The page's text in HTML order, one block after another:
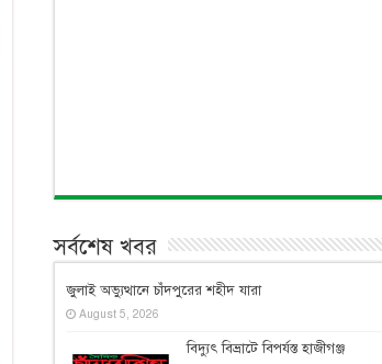
সর্বশেষ খবর
জুলাই অভ্যুত্থানে চাঁদপুরের শহীদ যারা
August 5, 2026
বিদ্যুৎ বিভ্রাটে বিপর্যস্ত হাজীগঞ্জ